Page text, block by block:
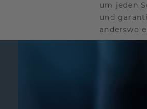
um jeden
und
anderswo
Unser
Wir
Garantie